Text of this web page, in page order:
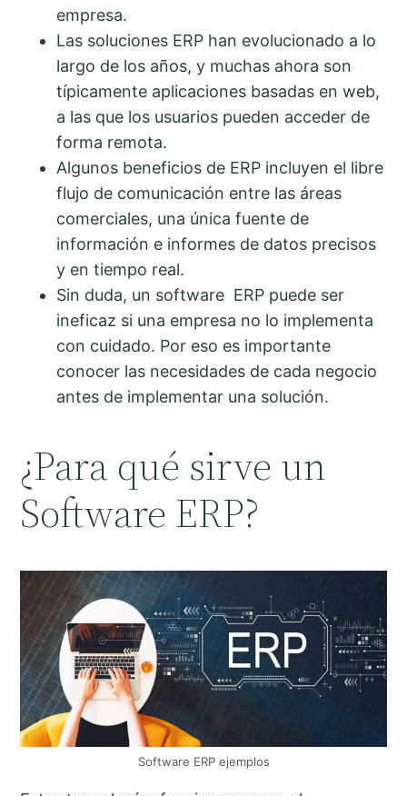
empresa.
Las soluciones ERP han evolucionado a lo
largo de los años, y muchas ahora son
típicamente aplicaciones basadas en web,
a las que los usuarios pueden acceder de
forma remota.
Algunos beneficios de ERP incluyen el libre
flujo de comunicación entre las áreas
comerciales, una única fuente de
información e informes de datos precisos
y en tiempo real.
Sin duda, un software ERP puede ser
ineficaz si una empresa no lo implementa
con cuidado. Por eso es importante
conocer las necesidades de cada negocio
antes de implementar una solución.
¿Para qué sirve un
Software ERP?
Software ERP ejemplos